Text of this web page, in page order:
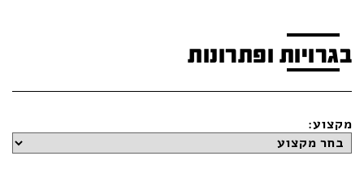
בגרויות ופתרונות
מקצוע: